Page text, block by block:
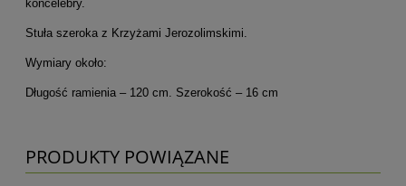
koncelebry.
Stuła szeroka z Krzyżami Jerozolimskimi.
Wymiary około:
Długość ramienia – 120 cm. Szerokość – 16 cm
PRODUKTY POWIĄZANE